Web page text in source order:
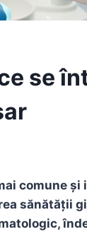
se
comune
sănătății